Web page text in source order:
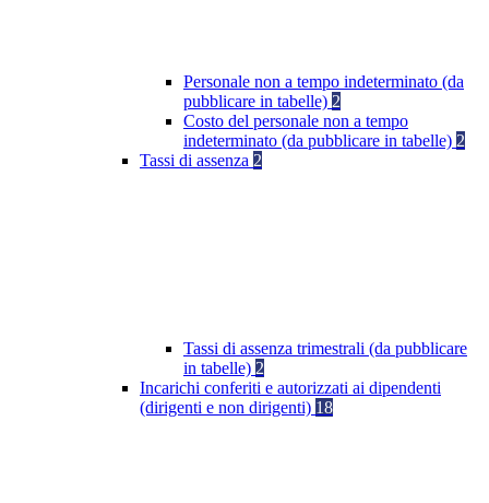
Personale non a tempo indeterminato (da
pubblicare in tabelle) 2
Costo del personale non a tempo
indeterminato (da pubblicare in tabelle) 2
Tassi di assenza 2
Tassi di assenza trimestrali (da pubblicare
in tabelle) 2
Incarichi conferiti e autorizzati ai dipendenti
(dirigenti e non dirigenti) 18